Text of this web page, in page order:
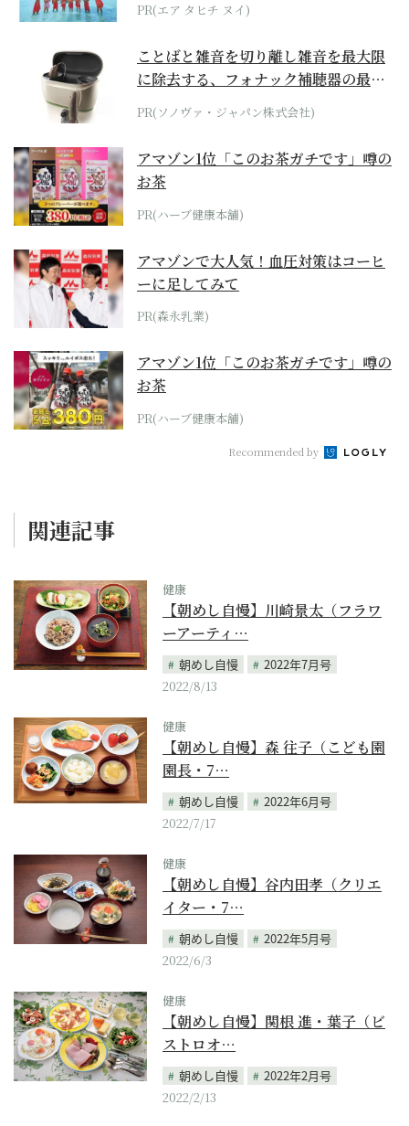
PR(エア タヒチ ヌイ)
ことばと雑音を切り離し雑音を最大限
に除去する、フォナック補聴器の最上
位モデル
PR(ソノヴァ・ジャパン株式会社)
アマゾン1位「このお茶ガチです」噂の
お茶
PR(ハーブ健康本舗)
アマゾンで大人気！血圧対策はコーヒ
ーに足してみて
PR(森永乳業)
アマゾン1位「このお茶ガチです」噂の
お茶
PR(ハーブ健康本舗)
Recommended by
関連記事
健康
【朝めし自慢】川崎景太（フラワ
ーアーティ…
朝めし自慢
2022年7月号
2022/8/13
健康
【朝めし自慢】森 往子（こども園
園長・7…
朝めし自慢
2022年6月号
2022/7/17
健康
【朝めし自慢】谷内田孝（クリエ
イター・7…
朝めし自慢
2022年5月号
2022/6/3
健康
【朝めし自慢】関根 進・葉子（ビ
ストロオ…
朝めし自慢
2022年2月号
2022/2/13